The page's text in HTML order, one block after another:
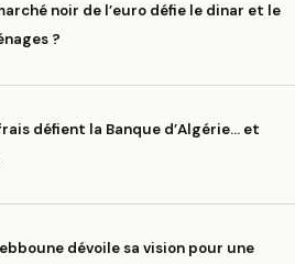
noir de l’euro défie le dinar et le
?
défient la Banque d’Algérie… et
dévoile sa vision pour une